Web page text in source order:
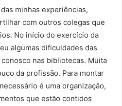
minhas experiências,
com outros colegas que
No início do exercício da
algumas dificuldades das
nas bibliotecas. Muita
da profissão. Para montar
é uma organização,
que estão contidos